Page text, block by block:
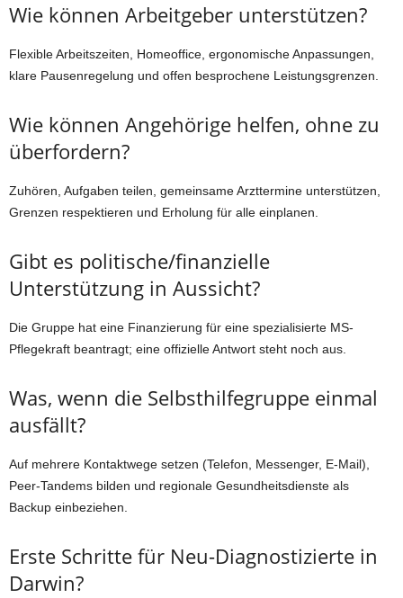
Wie können Arbeitgeber unterstützen?
Flexible Arbeitszeiten, Homeoffice, ergonomische Anpassungen,
klare Pausenregelung und offen besprochene Leistungsgrenzen.
Wie können Angehörige helfen, ohne zu
überfordern?
Zuhören, Aufgaben teilen, gemeinsame Arzttermine unterstützen,
Grenzen respektieren und Erholung für alle einplanen.
Gibt es politische/finanzielle
Unterstützung in Aussicht?
Die Gruppe hat eine Finanzierung für eine spezialisierte MS-
Pflegekraft beantragt; eine offizielle Antwort steht noch aus.
Was, wenn die Selbsthilfegruppe einmal
ausfällt?
Auf mehrere Kontaktwege setzen (Telefon, Messenger, E-Mail),
Peer-Tandems bilden und regionale Gesundheitsdienste als
Backup einbeziehen.
Erste Schritte für Neu-Diagnostizierte in
Darwin?